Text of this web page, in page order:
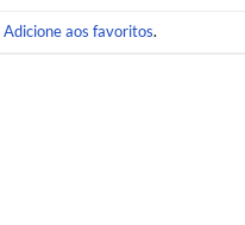
Adicione aos favoritos.